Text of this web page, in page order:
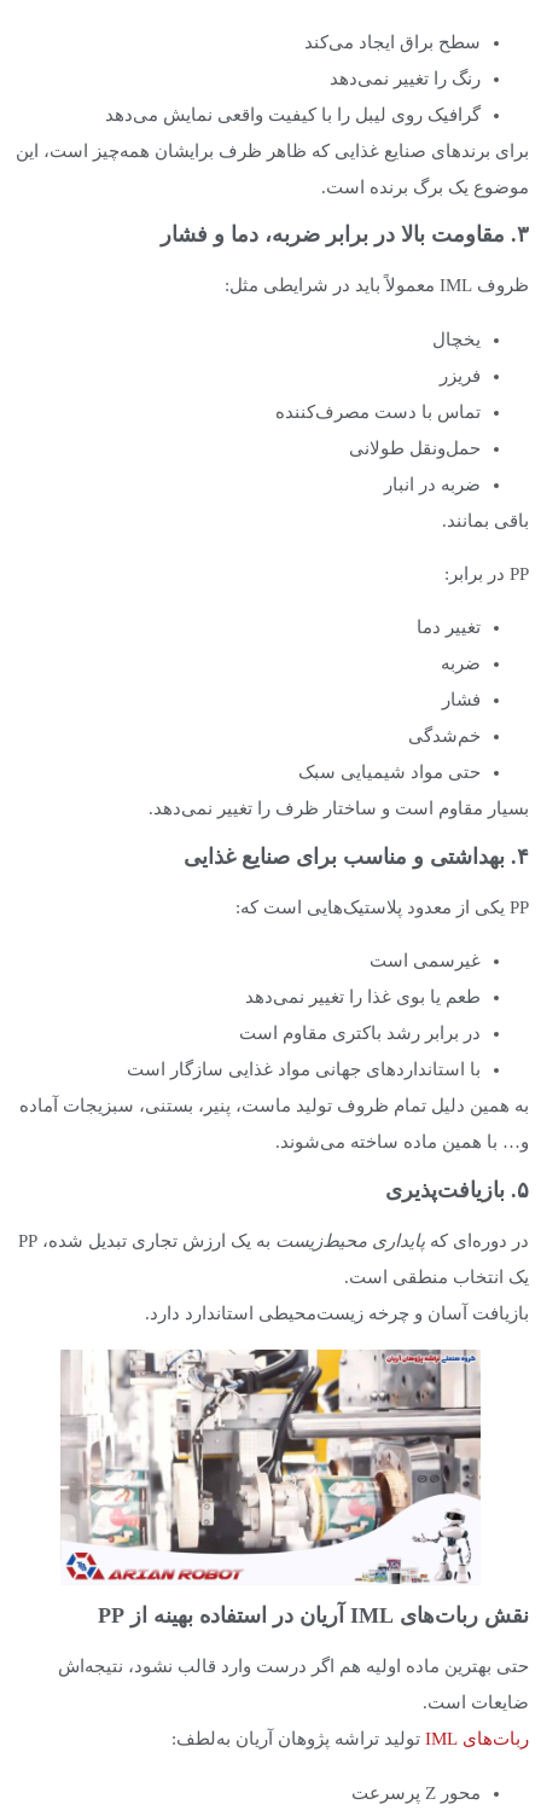
سطح براق ایجاد می‌کند
رنگ را تغییر نمی‌دهد
گرافیک روی لیبل را با کیفیت واقعی نمایش می‌دهد
برای برندهای صنایع غذایی که ظاهر ظرف برایشان همه‌چیز است، این
موضوع یک برگ برنده است.
۳. مقاومت بالا در برابر ضربه، دما و فشار
ظروف IML معمولاً باید در شرایطی مثل:
یخچال
فریزر
تماس با دست مصرف‌کننده
حمل‌ونقل طولانی
ضربه در انبار
باقی بمانند.
PP در برابر:
تغییر دما
ضربه
فشار
خم‌شدگی
حتی مواد شیمیایی سبک
بسیار مقاوم است و ساختار ظرف را تغییر نمی‌دهد.
۴. بهداشتی و مناسب برای صنایع غذایی
PP یکی از معدود پلاستیک‌هایی است که:
غیرسمی است
طعم یا بوی غذا را تغییر نمی‌دهد
در برابر رشد باکتری مقاوم است
با استانداردهای جهانی مواد غذایی سازگار است
به همین دلیل تمام ظروف تولید ماست، پنیر، بستنی، سبزیجات آماده
و… با همین ماده ساخته می‌شوند.
۵. بازیافت‌پذیری
در دوره‌ای که پایداری محیط‌زیست
به یک ارزش تجاری تبدیل شده، PP
یک انتخاب منطقی است.
بازیافت آسان و چرخه زیست‌محیطی استاندارد دارد.
نقش ربات‌های IML آریان در استفاده بهینه از PP
حتی بهترین ماده اولیه هم اگر درست وارد قالب نشود، نتیجه‌اش
ضایعات است.
ربات‌های IML
تولید تراشه پژوهان آریان به‌لطف:
محور Z پرسرعت